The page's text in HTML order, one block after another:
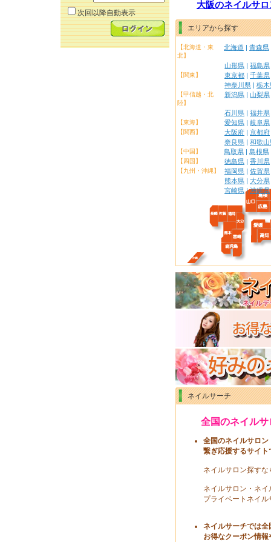
次回以降自動表示
大阪のネイルサ
エリアから探す
【北海道・東
北】
北海道 | 青森県
山形県 | 福島県
【関東】 東京都 | 千葉県
神奈川県 | 栃木
【甲信越・北
陸】
新潟県 | 山梨県
石川県 | 福井県
【東海】 愛知県 | 岐阜県
【関西】 大阪府 | 京都府
奈良県 | 和歌山
【中国】 鳥取県 | 島根県
【四国】 徳島県 | 香川県
【九州・沖縄】 福岡県 | 佐賀県
熊本県 | 大分県
宮崎県|沖縄県
ネイルサーチ
全国のネイル
全国のネイルサロ
繋ぎ応援するサイト
ネイルサロン探す
ネイルサロン・ネ
プライベートネイ
ネイルサーチでは
お得なクーポン情